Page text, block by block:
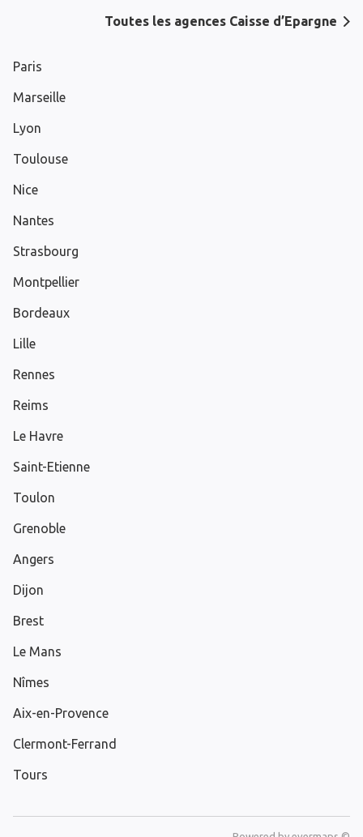
Toutes les agences Caisse d’Epargne
Paris
Marseille
Lyon
Toulouse
Nice
Nantes
Strasbourg
Montpellier
Bordeaux
Lille
Rennes
Reims
Le Havre
Saint-Etienne
Toulon
Grenoble
Angers
Dijon
Brest
Le Mans
Nîmes
Aix-en-Provence
Clermont-Ferrand
Tours